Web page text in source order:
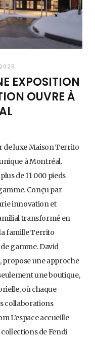
EXPOSITION
OUVRE À
de luxe Maison Territo
à Montréal.
de 11 000 pieds
Conçu par
innovation et
transformé en
famille Territo
gamme. David
une approche
une boutique,
où chaque
collaborations
L’espace accueille
de Fendi